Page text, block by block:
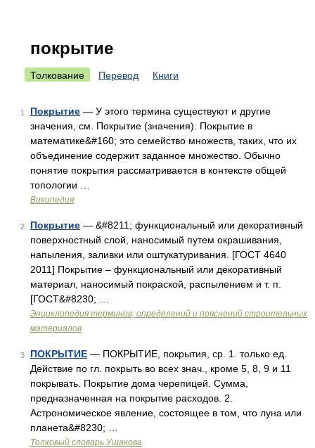
покрытие
Толкование Перевод Книги
1 Покрытие — У этого термина существуют и другие
значения, см. Покрытие (значения). Покрытие в
математике&#160; это семейство множеств, таких, что их
объединение содержит заданное множество. Обычно
понятие покрытия рассматривается в контексте общей
топологии …
Википедия
2 Покрытие — &#8211; функциональный или декоративный
поверхностный слой, наносимый путем окрашивания,
напыления, заливки или оштукатуривания. [ГОСТ 4640
2011] Покрытие – функциональный или декоративный
материал, наносимый покраской, распылением и т. п.
[ГОСТ&#8230; …
Энциклопедия терминов, определений и пояснений строительных
материалов
3 ПОКРЫТИЕ — ПОКРЫТИЕ, покрытия, ср. 1. только ед.
Действие по гл. покрыть во всех знач., кроме 5, 8, 9 и 11
покрывать. Покрытие дома черепицей. Сумма,
предназначенная на покрытие расходов. 2.
Астрономическое явление, состоящее в том, что луна или
планета&#8230; …
Толковый словарь Ушакова